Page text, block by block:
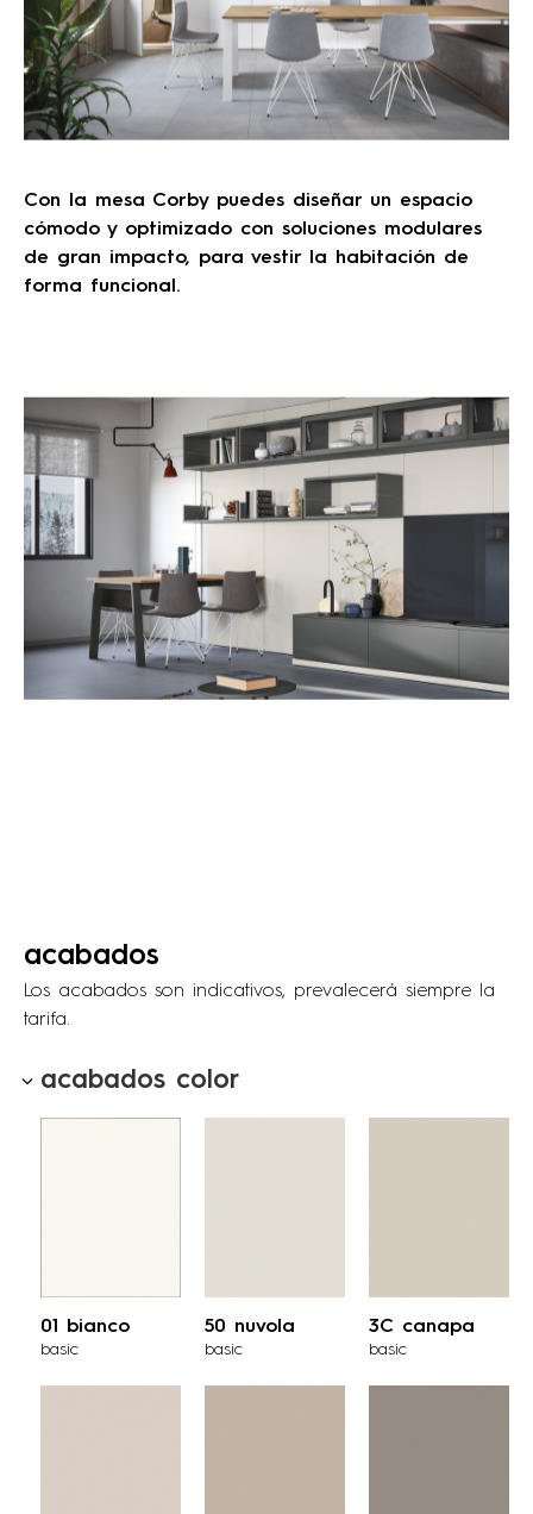
Con la mesa Corby puedes diseñar un espacio
cómodo y optimizado con soluciones modulares
de gran impacto, para vestir la habitación de
forma funcional.
acabados
Los acabados son indicativos, prevalecerá siempre la
tarifa.
acabados color
01 bianco
basic
50 nuvola
basic
3C canapa
basic